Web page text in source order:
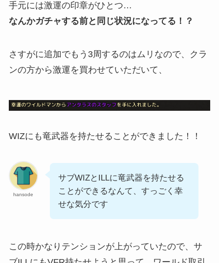
手元には激運の印章がひとつ…
なんかガチャする前と同じ状況になってる！？
さすがに追加でもう3周するのはムリなので、クラ
ンの方から激運を買わせていただいて、
WIZにも竜武器を持たせることができました！！
hansode
サブWIZとILLに竜武器を持たせる
ことができるなんて、すっごく幸
せな気分です
この時かなりテンションが上がっていたので、サ